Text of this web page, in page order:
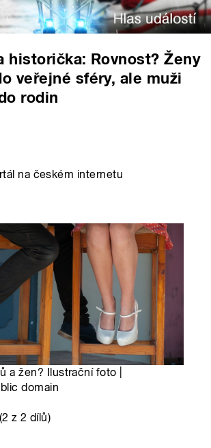
historička: Rovnost? Ženy
veřejné sféry, ale muži
rodin
na českém internetu
a žen? Ilustrační foto |
domain
z 2 dílů)